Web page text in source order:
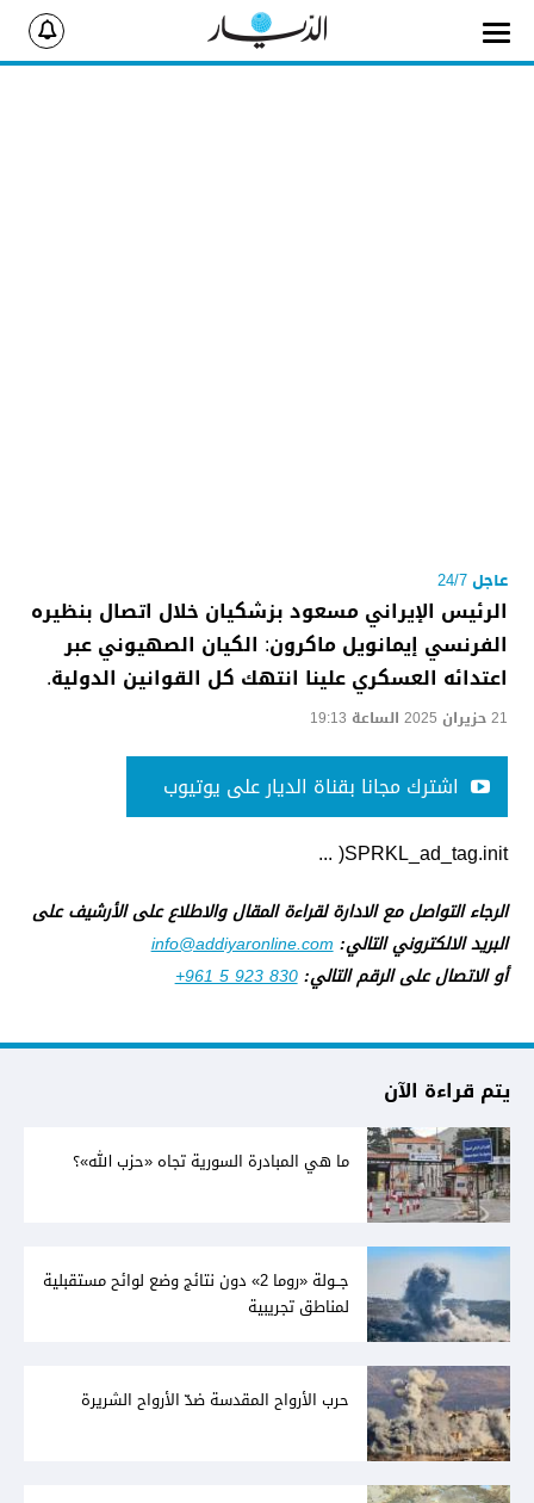
عاجل 24/7
الرئيس الإيراني مسعود بزشكيان خلال اتصال بنظيره
الفرنسي إيمانويل ماكرون: الكيان الصهيوني عبر
اعتدائه العسكري علينا انتهك كل القوانين الدولية.
21 حزيران 2025 الساعة 19:13
اشترك مجانا بقناة الديار على يوتيوب
SPRKL_ad_tag.init( ...
الرجاء التواصل مع الادارة لقراءة المقال والاطلاع على الأرشيف على
البريد الالكتروني التالي:info@addiyaronline.com
أو الاتصال على الرقم التالي:+961 5 923 830
يتم قراءة الآن
ما هي المبادرة السورية تجاه «حزب الله»؟
جــولة «روما 2» دون نتائج وضع لوائح مستقبلية
لمناطق تجريبية
حرب الأرواح المقدسة ضدّ الأرواح الشريرة